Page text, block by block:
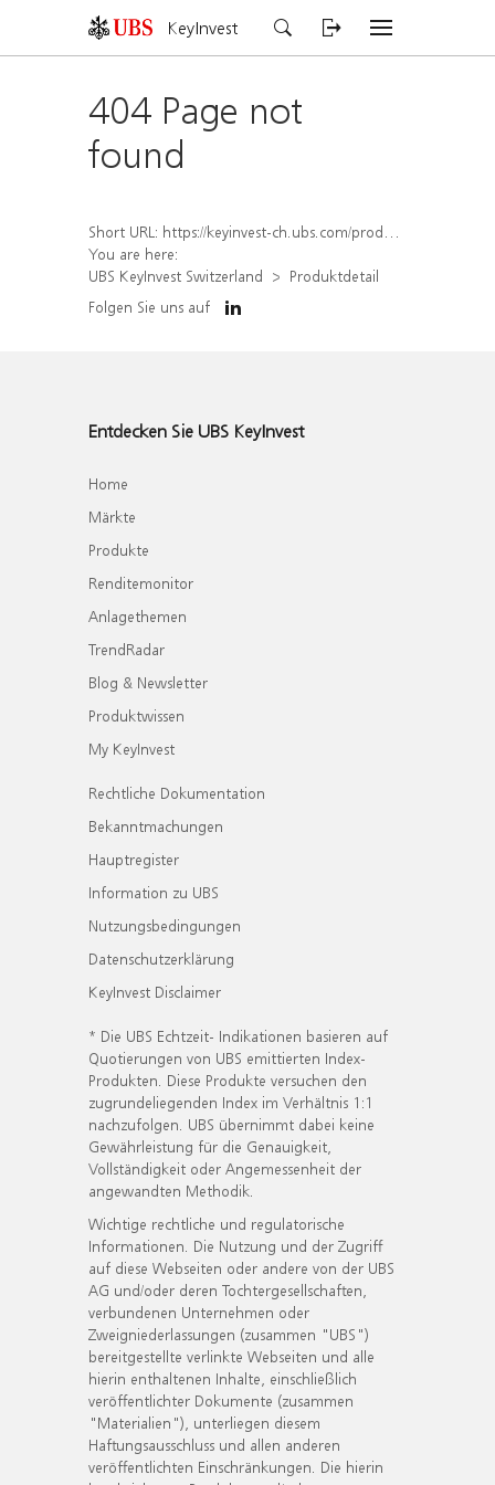
KeyInvest
404 Page not
found
Short URL: https://keyinvest-ch.ubs.com/produkt/detail/index/isin/CH1569454288
You are here:
UBS KeyInvest Switzerland
Produktdetail
Folgen Sie uns auf
Entdecken Sie UBS KeyInvest
Home
Märkte
Produkte
Renditemonitor
Anlagethemen
TrendRadar
Blog & Newsletter
Produktwissen
My KeyInvest
Rechtliche Dokumentation
Bekanntmachungen
Hauptregister
Information zu UBS
Nutzungsbedingungen
Datenschutzerklärung
KeyInvest Disclaimer
* Die UBS Echtzeit- Indikationen basieren auf
Quotierungen von UBS emittierten Index-
Produkten. Diese Produkte versuchen den
zugrundeliegenden Index im Verhältnis 1:1
nachzufolgen. UBS übernimmt dabei keine
Gewährleistung für die Genauigkeit,
Vollständigkeit oder Angemessenheit der
angewandten Methodik.
Wichtige rechtliche und regulatorische
Informationen. Die Nutzung und der Zugriff
auf diese Webseiten oder andere von der UBS
AG und/oder deren Tochtergesellschaften,
verbundenen Unternehmen oder
Zweigniederlassungen (zusammen "UBS")
bereitgestellte verlinkte Webseiten und alle
hierin enthaltenen Inhalte, einschließlich
veröffentlichter Dokumente (zusammen
"Materialien"), unterliegen diesem
Haftungsausschluss und allen anderen
veröffentlichten Einschränkungen. Die hierin